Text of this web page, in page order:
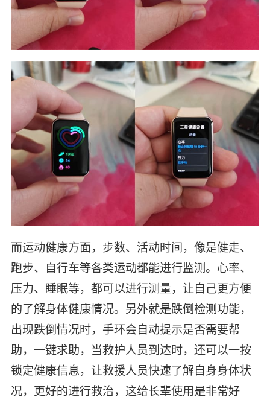
而运动健康方面，步数、活动时间，像是健走、
跑步、自行车等各类运动都能进行监测。心率、
压力、睡眠等，都可以进行测量，让自己更方便
的了解身体健康情况。另外就是跌倒检测功能，
出现跌倒情况时，手环会自动提示是否需要帮
助，一键求助，当救护人员到达时，还可以一按
锁定健康信息，让救援人员快速了解自身身体状
况，更好的进行救治，这给长辈使用是非常好